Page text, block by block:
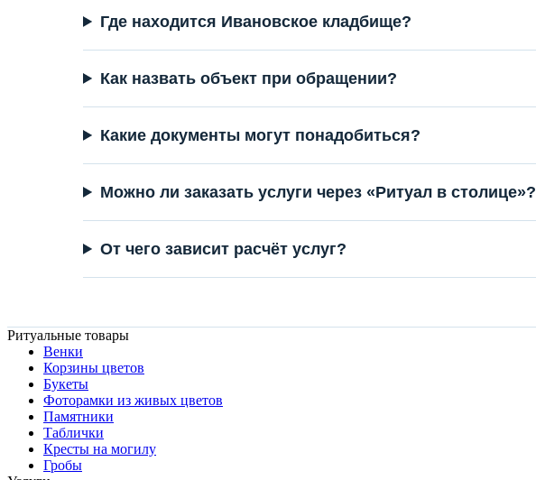
Где находится Ивановское кладбище?
Как назвать объект при обращении?
Какие документы могут понадобиться?
Можно ли заказать услуги через «Ритуал в столице»?
От чего зависит расчёт услуг?
Ритуальные товары
Венки
Корзины цветов
Букеты
Фоторамки из живых цветов
Памятники
Таблички
Кресты на могилу
Гробы